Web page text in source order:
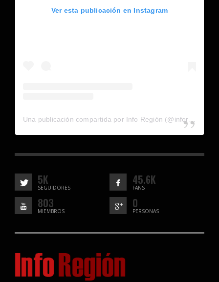
Ver esta publicación en Instagram
5K
SEGUIDORES
45.6K
FANS
803
MIEMBROS
0
PERSONAS